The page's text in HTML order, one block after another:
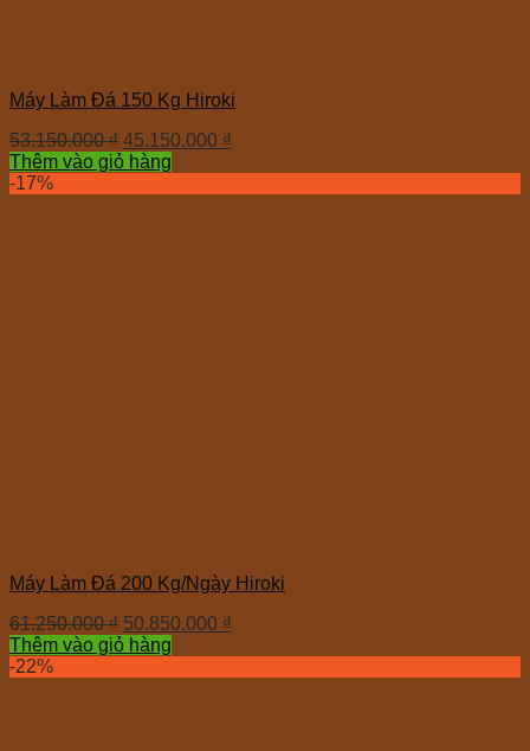
Máy Làm Đá 150 Kg Hiroki
53.150.000₫ 45.150.000 ₫
Thêm vào giỏ hàng
-17%
Máy Làm Đá 200 Kg/Ngày Hiroki
61.250.000₫ 50.850.000 ₫
Thêm vào giỏ hàng
-22%